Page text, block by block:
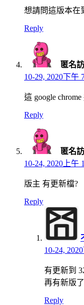
想請問這版本在
Reply
匿名
10-29, 2020下午
這 google
Reply
匿名
10-24, 2020上午
版主 有更新檔?
Reply
10-24,
有更新到
再有新版
Reply